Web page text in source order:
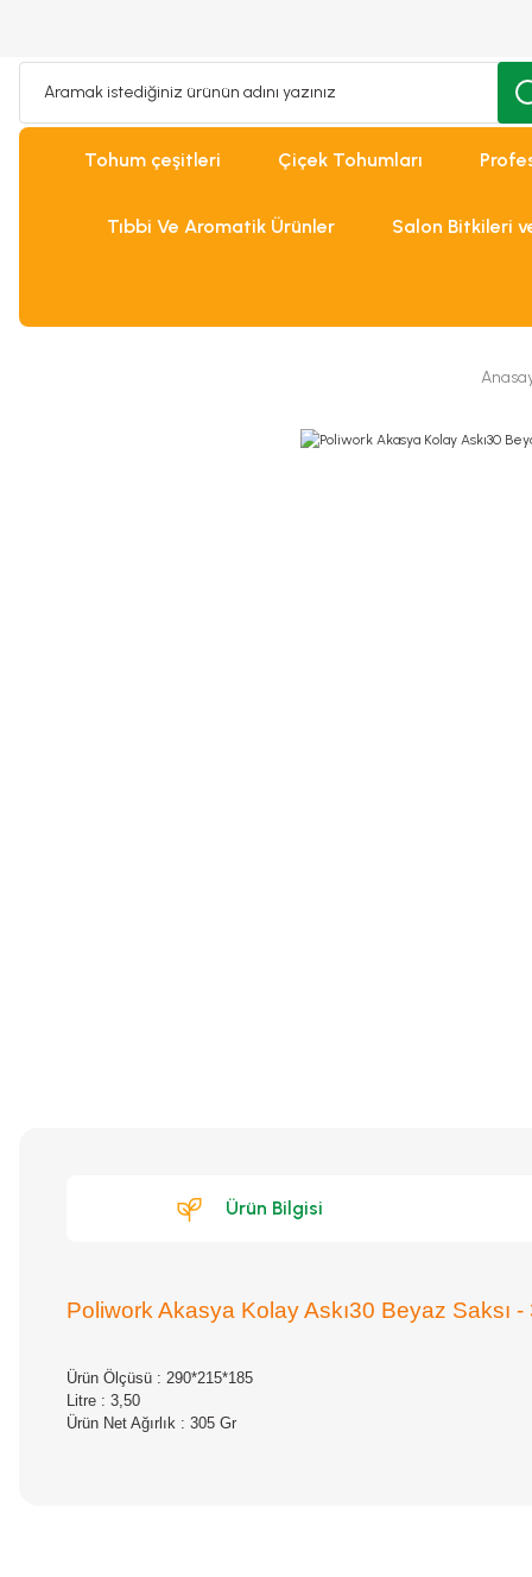
Tohum çeşitleri Çiçek Tohumları
Tıbbi Ve Aromatik Ürünler Salon Bitkileri
Ürün Bilgisi
Poliwork Akasya Kolay Askı30 Beyaz Saksı -
Ürün Ölçüsü : 290*215*185
Litre : 3,50
Ürün Net Ağırlık : 305 Gr